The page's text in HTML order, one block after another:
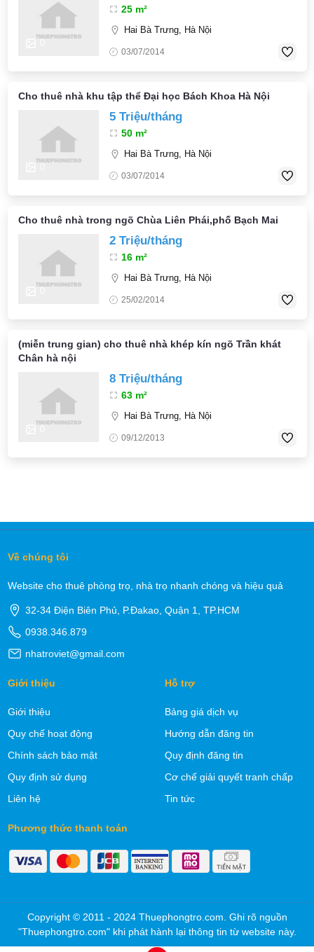
25 m²
Hai Bà Trưng, Hà Nội
03/07/2014
Cho thuê nhà khu tập thể Đại học Bách Khoa Hà Nội
5 Triệu/tháng
50 m²
Hai Bà Trưng, Hà Nội
03/07/2014
Cho thuê nhà trong ngõ Chùa Liên Phái,phố Bạch Mai
2 Triệu/tháng
16 m²
Hai Bà Trưng, Hà Nội
25/02/2014
(miễn trung gian) cho thuê nhà khép kín ngõ Trần khát
Chân hà nội
8 Triệu/tháng
63 m²
Hai Bà Trưng, Hà Nội
09/12/2013
Về chúng tôi
Website cho thuê phòng trọ, nhà trọ nhanh chóng và hiệu quả
32-34 Điện Biên Phủ, P.Đakao, Quận 1, TP.HCM
0938.346.879
nhatroviet@gmail.com
Giới thiệu
Giới thiệu
Quy chế hoạt động
Chính sách bảo mật
Quy định sử dụng
Liên hệ
Hỗ trợ
Bảng giá dịch vụ
Hướng dẫn đăng tin
Quy định đăng tin
Cơ chế giải quyết tranh chấp
Tin tức
Phương thức thanh toán
Copyright © 2011 - 2024 Thuephongtro.com. Ghi rõ nguồn
"Thuephongtro.com" khi phát hành lại thông tin từ website này.